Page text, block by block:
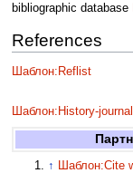
bibliographic database
References
Шаблон:Reflist
Шаблон:History-
↑ Шаблон:Cite